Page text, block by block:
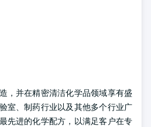
，并在精密清洁化学品领域享有盛
室、制药行业以及其他多个行业广
先进的化学配方，以满足客户在专